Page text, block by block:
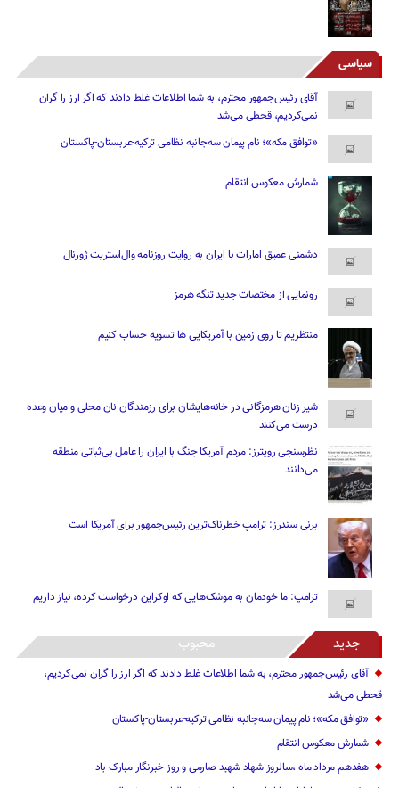
سیاسی
آقای رئیس‌جمهور محترم، به شما اطلاعات غلط دادند که اگر ارز را گران
نمی‌کردیم، قحطی می‌شد
«توافق مکه»؛ نام پیمان سه‌جانبه نظامی ترکیه-عربستان-پاکستان
شمارش معکوس انتقام
دشمنی عمیق امارات با ایران به روایت روزنامه وال‌استریت ژورنال
رونمایی از مختصات جدید تنگه هرمز
منتظریم تا روی زمین با آمریکایی ها تسویه حساب کنیم
شیر زنان هرمزگانی در خانه‌هایشان برای رزمندگان نان محلی و میان وعده
درست می‌کنند
نظرسنجی رویترز: مردم آمریکا جنگ با ایران را عامل بی‌ثباتی منطقه
می‌دانند
برنی سندرز: ترامپ خطرناک‌ترین رئیس‌جمهور برای آمریکا است
ترامپ: ما خودمان به موشک‌هایی که اوکراین درخواست کرده، نیاز داریم
جدید محبوب
آقای رئیس‌جمهور محترم، به شما اطلاعات غلط دادند که اگر ارز را گران نمی‌کردیم،
قحطی می‌شد
«توافق مکه»؛ نام پیمان سه‌جانبه نظامی ترکیه-عربستان-پاکستان
شمارش معکوس انتقام
هفدهم مرداد ماه ،سالروز شهاد شهید صارمی و روز خبرنگار مبارک باد